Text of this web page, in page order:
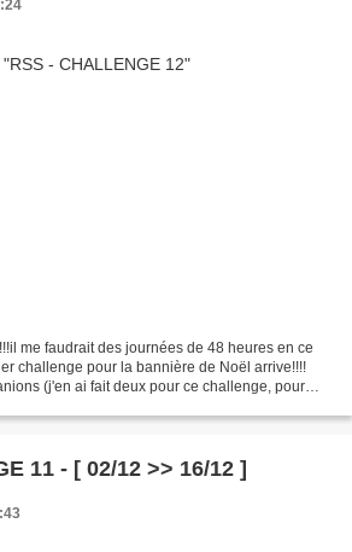
me faudrait des journées de 48 heures en ce
challenge pour la bannière de Noël arrive!!!!
(j'en ai fait deux pour ce challenge, pour
11 - [ 02/12 >> 16/12 ]